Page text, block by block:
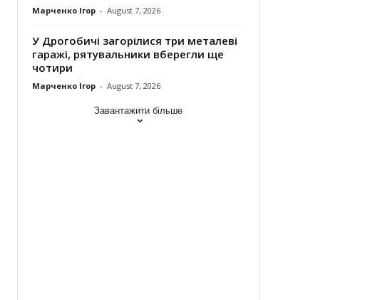
Марченко Ігор - August 7, 2026
У Дрогобичі загорілися три металеві
гаражі, рятувальники вберегли ще
чотири
Марченко Ігор - August 7, 2026
Завантажити більше